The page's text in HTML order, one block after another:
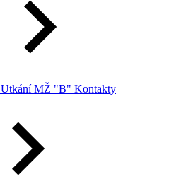
Utkání MŽ "B" Kontakty